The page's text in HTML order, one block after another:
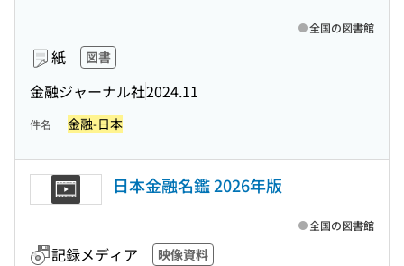
紙 図書
金融ジャーナル社2024.11
全国の図書館
件名 金融-日本
日本金融名鑑 2026年版
記録メディア 映像資料
全国の図書館